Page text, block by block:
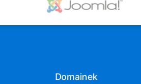
Domainek